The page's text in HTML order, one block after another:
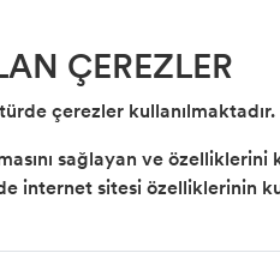
ÇEREZLER
çerezler kullanılmaktadır.
sağlayan ve
internet sitesi özelliklerinin